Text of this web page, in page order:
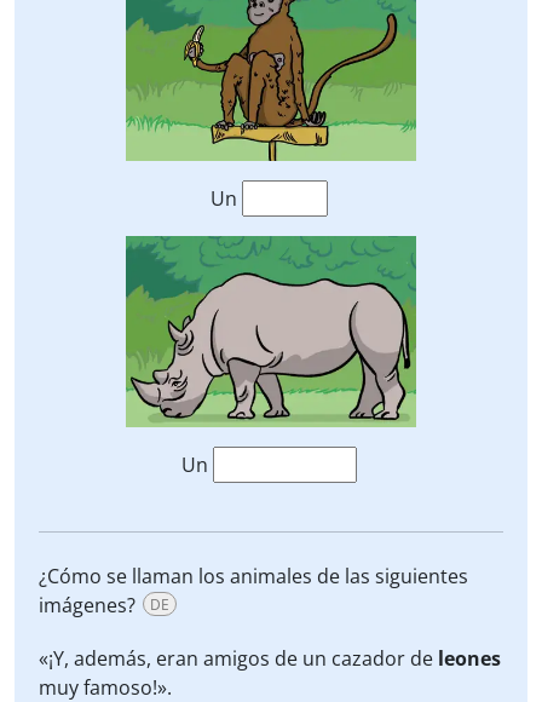
Un
Un
¿Cómo se llaman los animales de las siguientes
imágenes?
DE
«¡Y, además, eran amigos de un cazador de leones
muy famoso!».